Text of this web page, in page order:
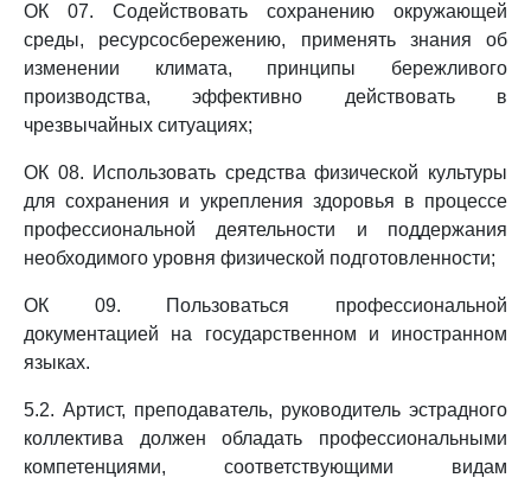
ОК 07. Содействовать сохранению окружающей
среды, ресурсосбережению, применять знания об
изменении климата, принципы бережливого
производства, эффективно действовать в
чрезвычайных ситуациях;
ОК 08. Использовать средства физической культуры
для сохранения и укрепления здоровья в процессе
профессиональной деятельности и поддержания
необходимого уровня физической подготовленности;
ОК 09. Пользоваться профессиональной
документацией на государственном и иностранном
языках.
5.2. Артист, преподаватель, руководитель эстрадного
коллектива должен обладать профессиональными
компетенциями, соответствующими видам